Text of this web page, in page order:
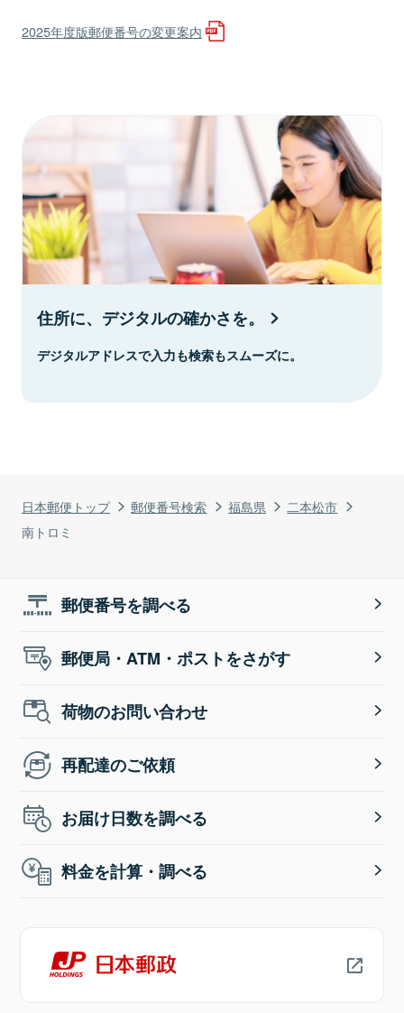
日本郵便トップ 郵便番号検索 福島県
二本松市
南トロミ
2025年度版郵便番号の変更案内
住所に、デジタルの確かさを。
デジタルアドレスで入力も検索もスムーズに。
郵便番号を調べる
郵便局・ATM・ポストをさがす
荷物のお問い合わせ
再配達のご依頼
お届け日数を調べる
料金を計算・調べる